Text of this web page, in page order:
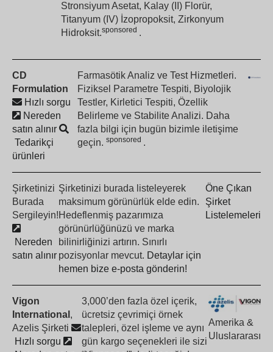
Stronsiyum Asetat, Kalay (II) Florür,
Titanyum (IV) İzopropoksit, Zirkonyum
Hidroksit.sponsored .
CD
Formulation
Hızlı sorgu
Nereden
satın alınır
Tedarikçi
ürünleri
Farmasötik Analiz ve Test Hizmetleri.
Fiziksel Parametre Tespiti, Biyolojik
Testler, Kirletici Tespiti, Özellik
Belirleme ve Stabilite Analizi. Daha
fazla bilgi için bugün bizimle iletişime
geçin. sponsored .
Şirketinizi
Burada
Sergileyin!
Nereden
satın alınır
Şirketinizi burada listeleyerek
maksimum görünürlük elde edin.
Hedeflenmiş pazarımıza
görünürlüğünüzü ve marka
bilinirliğinizi artırın. Sınırlı
pozisyonlar mevcut. Detaylar için
hemen bize e-posta gönderin!
Öne Çıkan
Şirket
Listelemeleri
Vigon
International ,
Azelis Şirketi
Hızlı sorgu
3,000’den fazla özel içerik,
ücretsiz çevrimiçi örnek
talepleri, özel işleme ve aynı
gün kargo seçenekleri ile sizi
Amerika &
Uluslararası